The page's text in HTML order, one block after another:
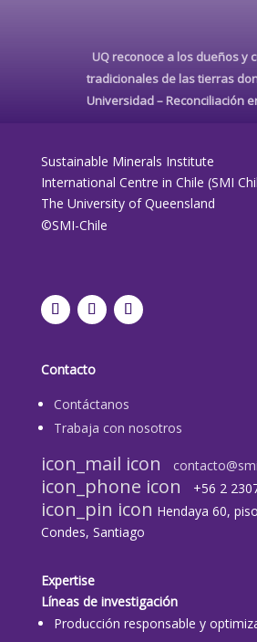
UQ reconoce a los dueños y
tradicionales de las tierras
Universidad – Reconciliación
Sustainable Minerals Institute
International Centre in Chile (SMI
The University of Queensland
©SMI-Chile
Contacto
Contáctanos
Trabaja con nosotros
icon_mail icon
icon_phone icon +56 2
icon_pin icon Hendaya 60,
Condes, Santiago
Expertise
Líneas de investigación
Producción responsable y